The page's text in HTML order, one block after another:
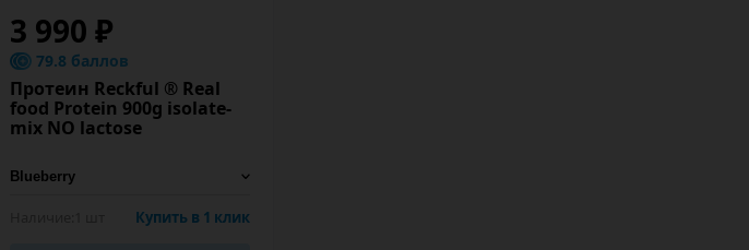
3 990 ₽
79.8 баллов
Протеин Reckful ® Real
food Protein 900g isolate-
mix NO lactose
Купить в 1 клик